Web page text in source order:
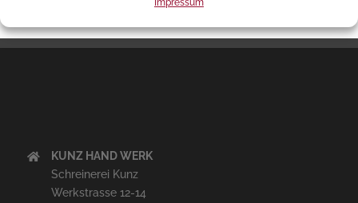
KUNZ HAND WERK
Schreinerei Kunz
Werkstrasse 12-14